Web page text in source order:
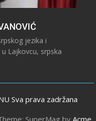
jezika i
Lajkovcu, srpska
Sva prava zadržana